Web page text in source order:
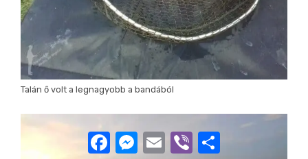
Talán ő volt a legnagyobb a bandából
FacebookMessenger
Email Viber